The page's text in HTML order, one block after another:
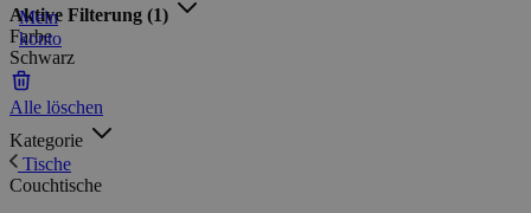
Mein
konto
Aktive Filterung (1)
Farbe
Schwarz
Alle löschen
Kategorie
Tische
Couchtische